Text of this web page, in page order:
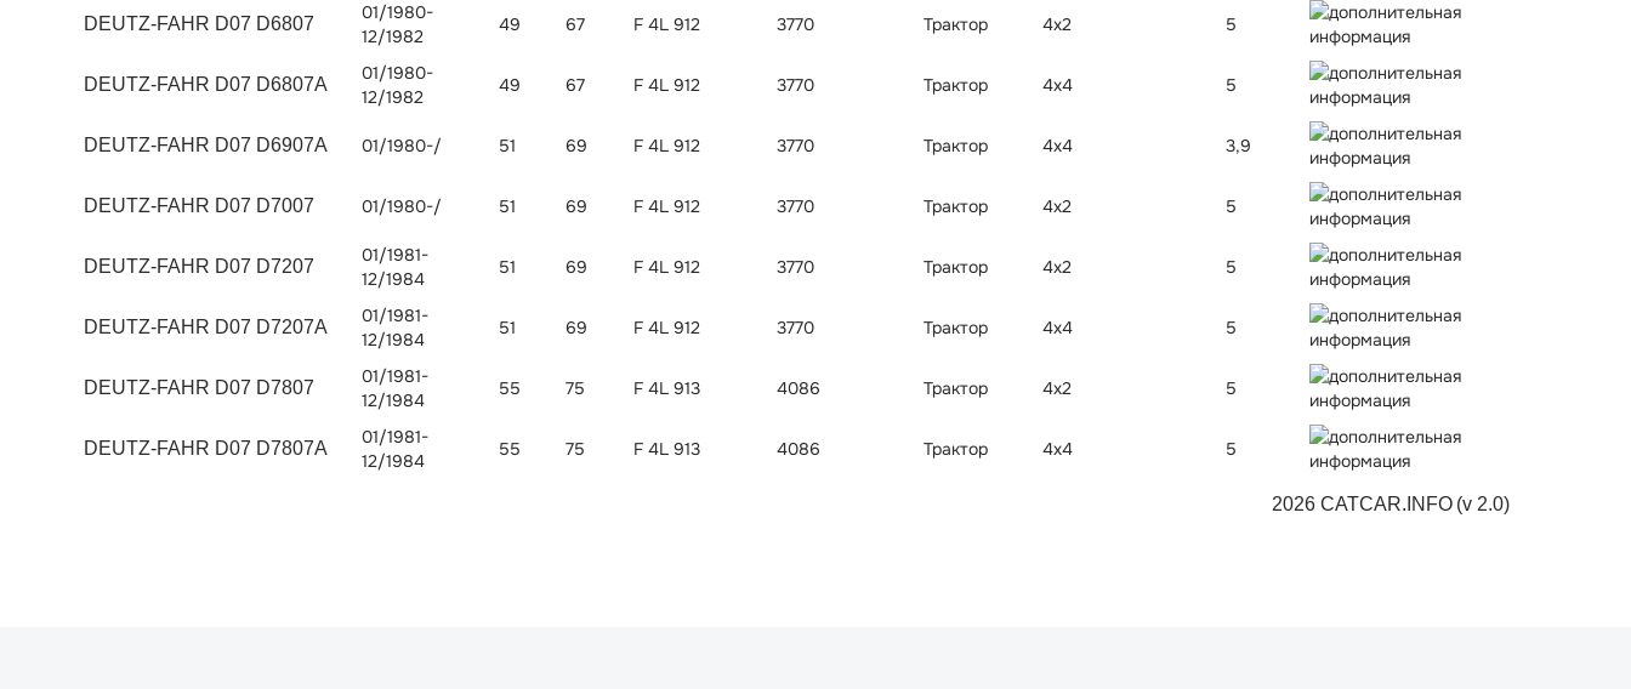
DEUTZ-FAHR D07 D6807
01/1980-
12/1982
49 67 F 4L 912 3770 Трактор 4x2 5
DEUTZ-FAHR D07 D6807A
01/1980-
12/1982
49 67 F 4L 912 3770 Трактор 4x4 5
DEUTZ-FAHR D07 D6907A 01/1980-/ 51 69 F 4L 912 3770 Трактор 4x4 3,9
DEUTZ-FAHR D07 D7007 01/1980-/ 51 69 F 4L 912 3770 Трактор 4x2 5
DEUTZ-FAHR D07 D7207
01/1981-
12/1984
51 69 F 4L 912 3770 Трактор 4x2 5
DEUTZ-FAHR D07 D7207A
01/1981-
12/1984
51 69 F 4L 912 3770 Трактор 4x4 5
DEUTZ-FAHR D07 D7807
01/1981-
12/1984
55 75 F 4L 913 4086 Трактор 4x2 5
DEUTZ-FAHR D07 D7807A
01/1981-
12/1984
55 75 F 4L 913 4086 Трактор 4x4 5
2026 CATCAR.INFO (v 2.0)